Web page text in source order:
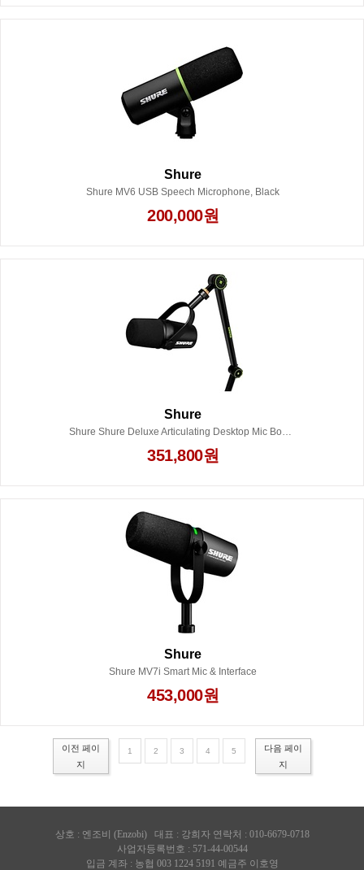
Shure
Shure MV6 USB Speech Microphone, Black
200,000원
Shure
Shure Shure Deluxe Articulating Desktop Mic Boom Stand with MV7X Microphone
351,800원
Shure
Shure MV7i Smart Mic & Interface
453,000원
이전 페이
지
1 2 3 4 5
다음 페이
지
상호 : 엔조비 (Enzobi)대표 : 강희자 연락처 : 010-6679-0718
사업자등록번호 : 571-44-00544
입금 계좌 : 농협 003 1224 5191 예금주 이호영